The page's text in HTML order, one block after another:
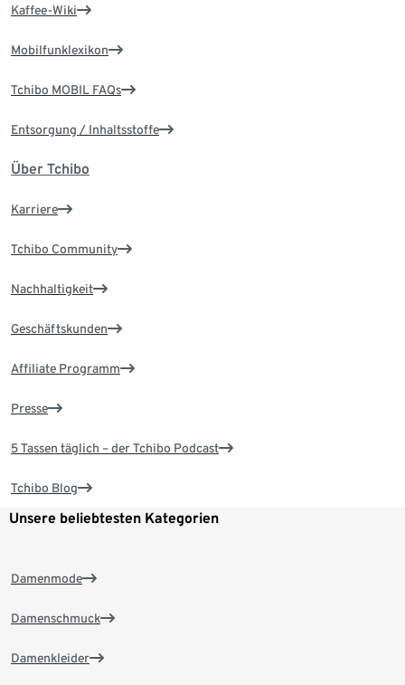
Kaffee-Wiki
Mobilfunklexikon
Tchibo MOBIL FAQs
Entsorgung / Inhaltsstoffe
Über Tchibo
Karriere
Tchibo Community
Nachhaltigkeit
Geschäftskunden
Affiliate Programm
Presse
5 Tassen täglich – der Tchibo Podcast
Tchibo Blog
Unsere beliebtesten Kategorien
Damenmode
Damenschmuck
Damenkleider